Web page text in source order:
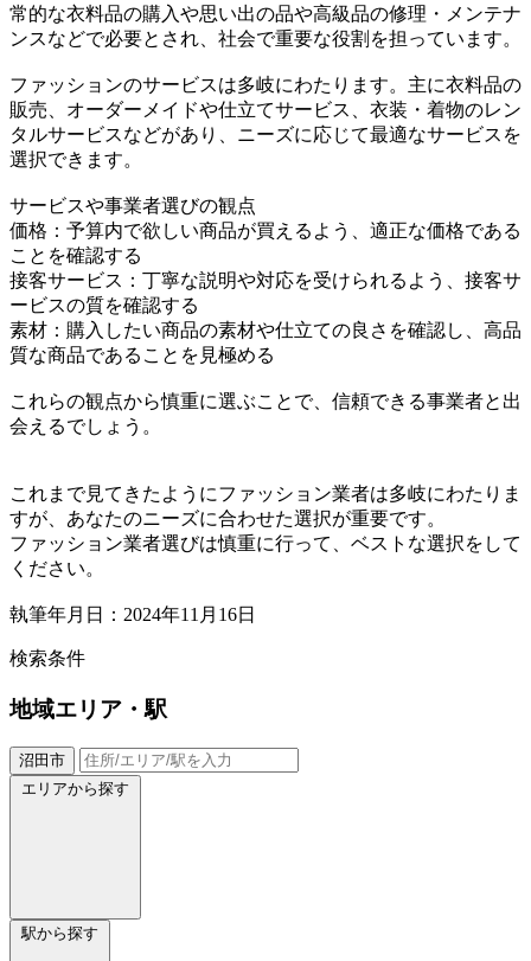
常的な衣料品の購入や思い出の品や高級品の修理・メンテナ
ンスなどで必要とされ、社会で重要な役割を担っています。
ファッションのサービスは多岐にわたります。主に衣料品の
販売、オーダーメイドや仕立てサービス、衣装・着物のレン
タルサービスなどがあり、ニーズに応じて最適なサービスを
選択できます。
サービスや事業者選びの観点
価格：予算内で欲しい商品が買えるよう、適正な価格である
ことを確認する
接客サービス：丁寧な説明や対応を受けられるよう、接客サ
ービスの質を確認する
素材：購入したい商品の素材や仕立ての良さを確認し、高品
質な商品であることを見極める
これらの観点から慎重に選ぶことで、信頼できる事業者と出
会えるでしょう。
これまで見てきたようにファッション業者は多岐にわたりま
すが、あなたのニーズに合わせた選択が重要です。
ファッション業者選びは慎重に行って、ベストな選択をして
ください。
執筆年月日：2024年11月16日
検索条件
地域エリア・駅
沼田市
エリアから探す
駅から探す